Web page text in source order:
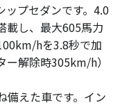
ップセダンです。4.0
載し、最大605馬力
hを3.8秒で加
解除時305km/h）
備えた車です。イン